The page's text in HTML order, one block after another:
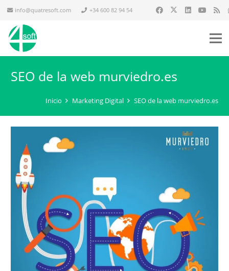
info@quatresoft.com +34 600 82 94 54
SEO de la web murviedro.es
Inicio Marketing Digital SEO de la web murviedro.es